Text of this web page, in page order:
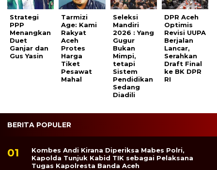
Strategi
PPP
Menangkan
Duet
Ganjar dan
Gus Yasin
Tarmizi
Age: Kami
Rakyat
Aceh
Protes
Harga
Tiket
Pesawat
Mahal
Seleksi
Mandiri
2026 : Yang
Gugur
Bukan
Mimpi,
tetapi
Sistem
Pendidikan
Sedang
Diadili
DPR Aceh
Optimis
Revisi UUPA
Berjalan
Lancar,
Serahkan
Draft Final
ke BK DPR
RI
BERITA POPULER
Kombes Andi Kirana Diperiksa Mabes Polri,
Kapolda Tunjuk Kabid TIK sebagai Pelaksana
Tugas Kapolresta Banda Aceh